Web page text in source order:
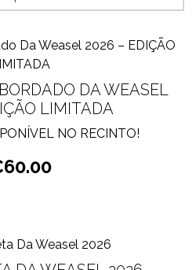
DA WEASEL
LIMITADA
NO RECINTO!
60.00